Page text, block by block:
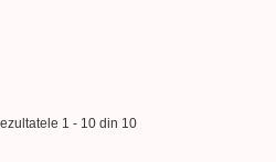
1 - 10 din 10